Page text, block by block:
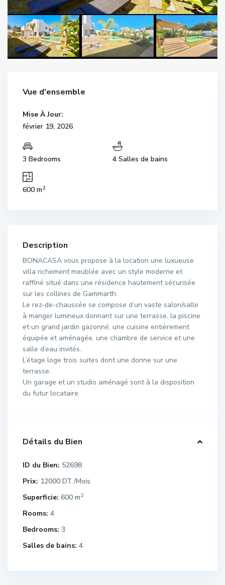
Vue d'ensemble
Mise À Jour:
février 19, 2026
3 Bedrooms 4 Salles de bains
600 m2
Description
BONACASA vous propose à la location une luxueuse
villa richement meublée avec un style moderne et
raffiné situé dans une résidence hautement sécurisée
sur les collines de Gammarth.
Le rez-de-chaussée se compose d’un vaste salon/salle
à manger lumineux donnant sur une terrasse, la piscine
et un grand jardin gazonné, une cuisine entièrement
équipée et aménagée, une chambre de service et une
salle d’eau invités.
L’étage loge trois suites dont une donne sur une
terrasse.
Un garage et un studio aménagé sont à la disposition
du futur locataire.
Détails du Bien
ID du Bien: 52698
Prix: 12000 DT /Mois
Superficie: 600 m2
Rooms: 4
Bedrooms: 3
Salles de bains: 4